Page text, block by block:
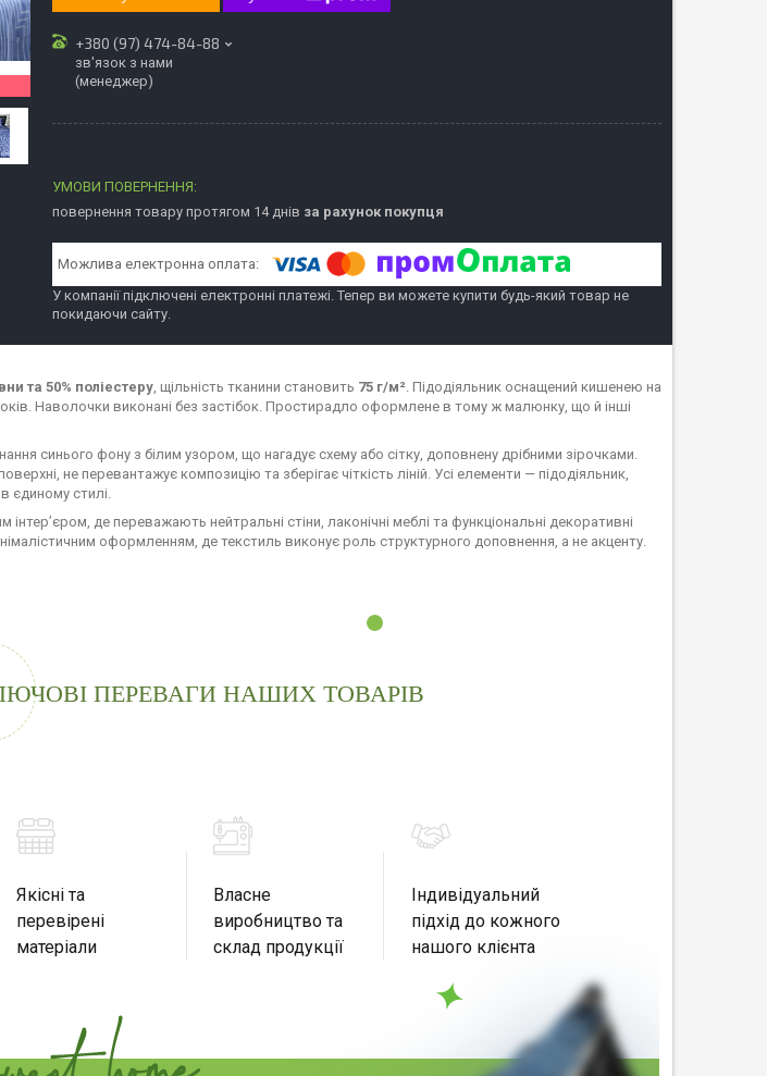
+380 (97) 474-84-88
зв'язок з нами
(менеджер)
повернення товару протягом 14 днів за рахунок покупця
У компанії підключені електронні платежі. Тепер ви можете купити будь-який товар не
покидаючи сайту.
та 50% поліестеру , щільність тканини становить 75 г/м² . Підодіяльник оснащений кишенею на
Наволочки виконані без застібок. Простирадло оформлене в тому ж малюнку, що й інші
синього фону з білим узором, що нагадує схему або сітку, доповнену дрібними зірочками.
не перевантажує композицію та зберігає чіткість ліній. Усі елементи — підодіяльник,
стилі.
де переважають нейтральні стіни, лаконічні меблі та функціональні декоративні
оформленням, де текстиль виконує роль структурного доповнення, а не акценту.
ПЕРЕВАГИ НАШИХ ТОВАРІВ
Якісні та
перевірені
матеріали
Власне
виробництво та
склад продукції
Індивідуальний
підхід до кожного
нашого клієнта